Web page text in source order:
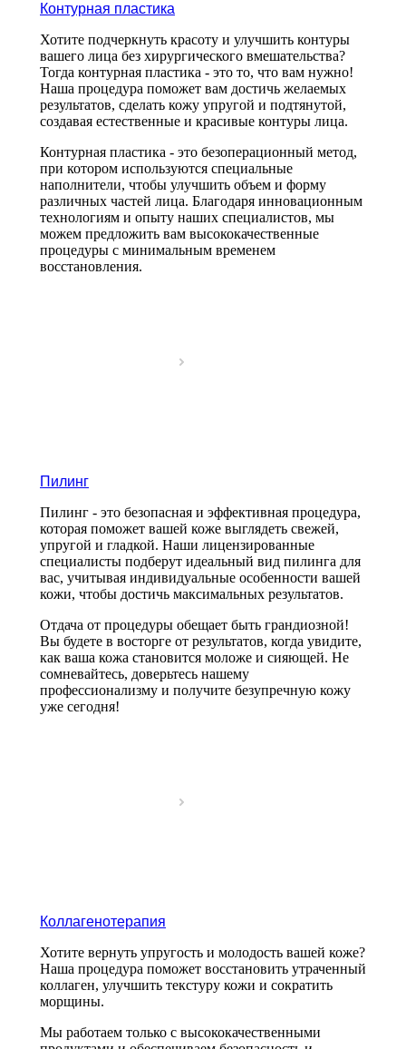
Контурная пластика
Хотите подчеркнуть красоту и улучшить контуры
вашего лица без хирургического вмешательства?
Тогда контурная пластика - это то, что вам нужно!
Наша процедура поможет вам достичь желаемых
результатов, сделать кожу упругой и подтянутой,
создавая естественные и красивые контуры лица.
Контурная пластика - это безоперационный метод,
при котором используются специальные
наполнители, чтобы улучшить объем и форму
различных частей лица. Благодаря инновационным
технологиям и опыту наших специалистов, мы
можем предложить вам высококачественные
процедуры с минимальным временем
восстановления.
Пилинг
Пилинг - это безопасная и эффективная процедура,
которая поможет вашей коже выглядеть свежей,
упругой и гладкой. Наши лицензированные
специалисты подберут идеальный вид пилинга для
вас, учитывая индивидуальные особенности вашей
кожи, чтобы достичь максимальных результатов.
Отдача от процедуры обещает быть грандиозной!
Вы будете в восторге от результатов, когда увидите,
как ваша кожа становится моложе и сияющей. Не
сомневайтесь, доверьтесь нашему
профессионализму и получите безупречную кожу
уже сегодня!
Коллагенотерапия
Хотите вернуть упругость и молодость вашей коже?
Наша процедура поможет восстановить утраченный
коллаген, улучшить текстуру кожи и сократить
морщины.
Мы работаем только с высококачественными